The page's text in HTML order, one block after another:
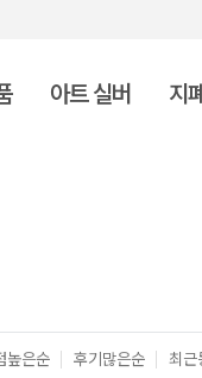
아트 실버 지
높은순 후기많은순 최근